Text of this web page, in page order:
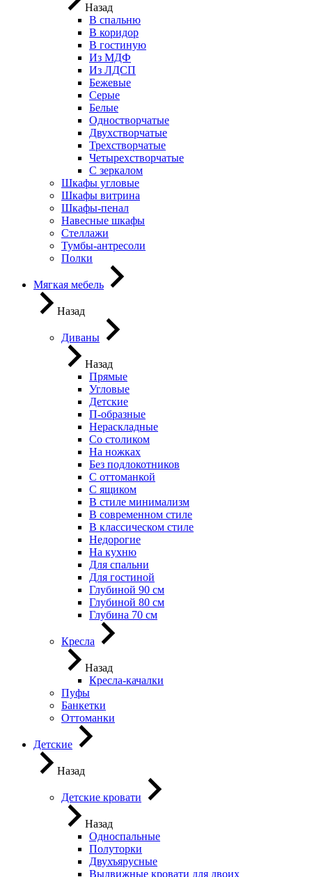
Назад
В спальню
В коридор
В гостиную
Из МДФ
Из ЛДСП
Бежевые
Серые
Белые
Одностворчатые
Двухстворчатые
Трехстворчатые
Четырехстворчатые
С зеркалом
Шкафы угловые
Шкафы витрина
Шкафы-пенал
Навесные шкафы
Стеллажи
Тумбы-антресоли
Полки
Мягкая мебель
Назад
Диваны
Назад
Прямые
Угловые
Детские
П-образные
Нераскладные
Со столиком
На ножках
Без подлокотников
С оттоманкой
С ящиком
В стиле минимализм
В современном стиле
В классическом стиле
Недорогие
На кухню
Для спальни
Для гостиной
Глубиной 90 см
Глубиной 80 см
Глубина 70 см
Кресла
Назад
Кресла-качалки
Пуфы
Банкетки
Оттоманки
Детские
Назад
Детские кровати
Назад
Односпальные
Полуторки
Двухъярусные
Выдвижные кровати для двоих